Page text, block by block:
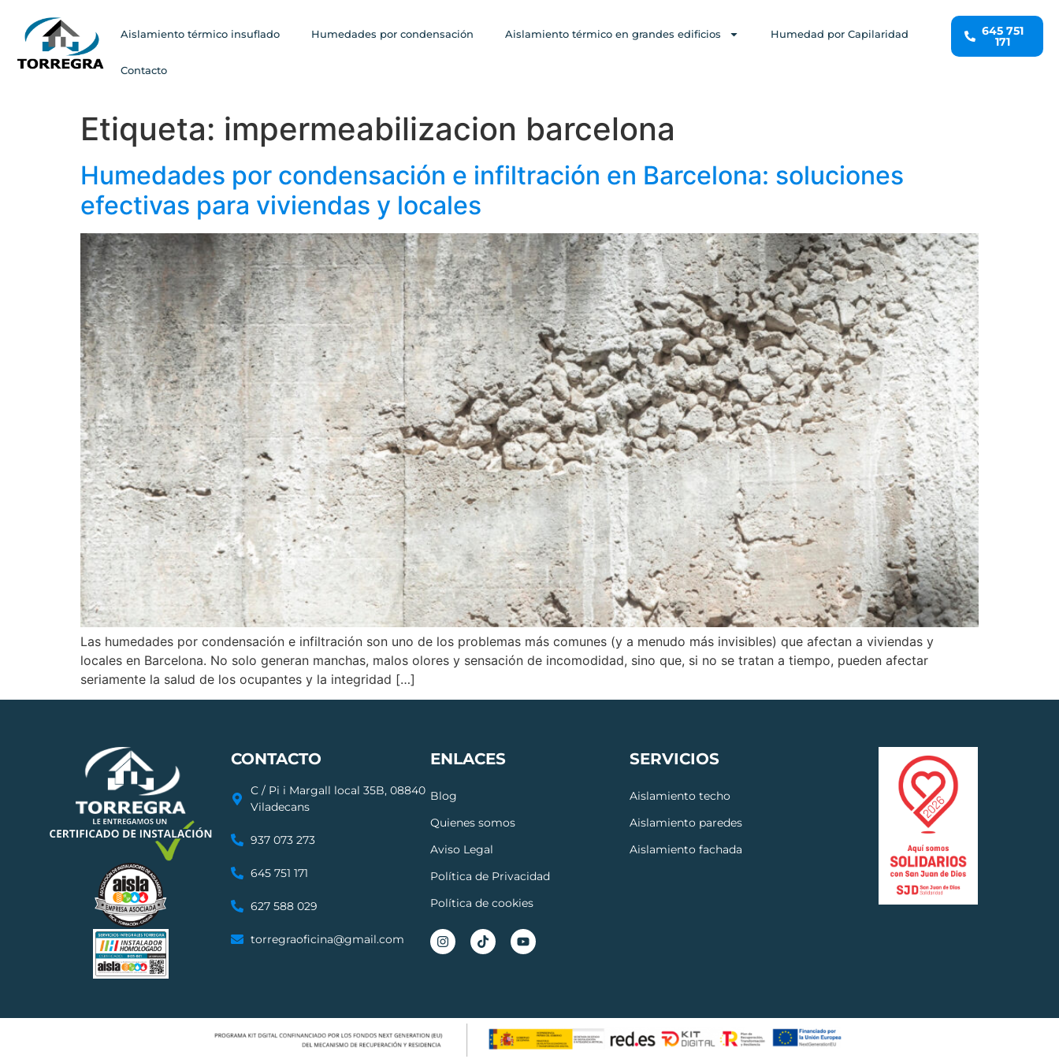
Aislamiento térmico insuflado Humedades por condensación Aislamiento térmico en grandes edificios Humedad por Capilaridad
Contacto
645 751
171
Etiqueta: impermeabilizacion barcelona
Humedades por condensación e infiltración en Barcelona: soluciones
efectivas para viviendas y locales
Las humedades por condensación e infiltración son uno de los problemas más comunes (y a menudo más invisibles) que afectan a viviendas y
locales en Barcelona. No solo generan manchas, malos olores y sensación de incomodidad, sino que, si no se tratan a tiempo, pueden afectar
seriamente la salud de los ocupantes y la integridad […]
CONTACTO
C / Pi i Margall local 35B, 08840
Viladecans
937 073 273
645 751 171
627 588 029
torregraoficina@gmail.com
ENLACES
Blog
Quienes somos
Aviso Legal
Política de Privacidad
Política de cookies
SERVICIOS
Aislamiento techo
Aislamiento paredes
Aislamiento fachada